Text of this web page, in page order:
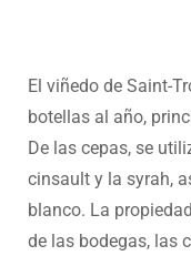
El viñedo de Saint-
botellas al año,
De las cepas, se
cinsault y la syrah,
blanco. La
de las bodegas, las